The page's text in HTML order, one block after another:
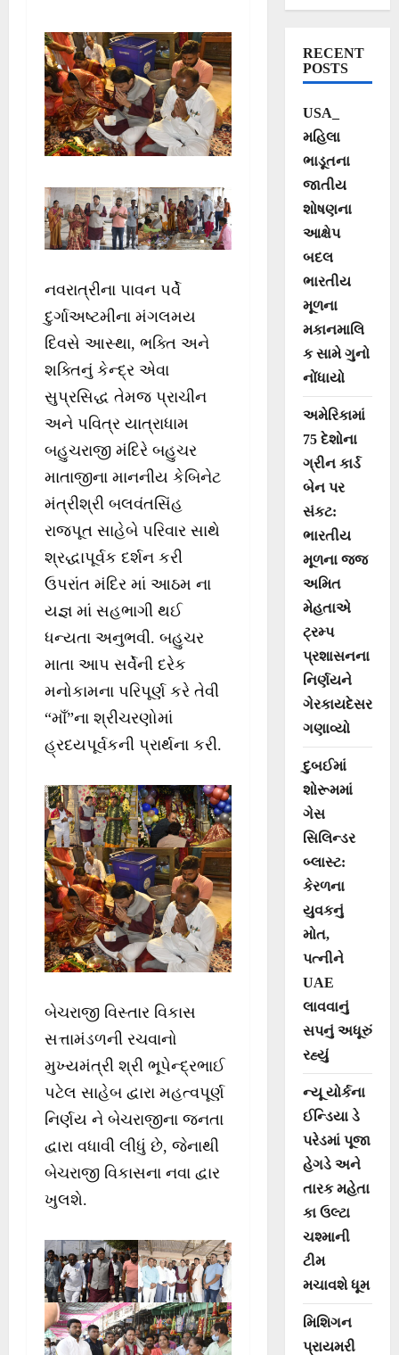
હ્રદયપૂર્વકની
પ્રાર્થના કરી
નવરાત્રીના પાવન પર્વે
દુર્ગાઅષ્ટમીના મંગલમય
દિવસે આસ્થા, ભક્તિ અને
શક્તિનું કેન્દ્ર એવા
સુપ્રસિદ્ધ તેમજ પ્રાચીન
અને પવિત્ર યાત્રાધામ
બહુચરાજી મંદિરે બહુચર
માતાજીના માનનીય કેબિનેટ
મંત્રીશ્રી બલવંતસિંહ
રાજપૂત સાહેબે પરિવાર સાથે
શ્રદ્ધાપૂર્વક દર્શન કરી
ઉપરાંત મંદિર માં આઠમ ના
યજ્ઞ માં સહભાગી થઈ
ધન્યતા અનુભવી. બહુચર
માતા આપ સર્વેની દરેક
મનોકામના પરિપૂર્ણ કરે તેવી
“માઁ”ના શ્રીચરણોમાં
હ્રદયપૂર્વકની પ્રાર્થના કરી.
બેચરાજી વિસ્તાર વિકાસ
સત્તામંડળની રચવાનો
મુખ્યમંત્રી શ્રી ભૂપેન્દ્રભાઈ
પટેલ સાહેબ દ્વારા મહત્વપૂર્ણ
નિર્ણય ને બેચરાજીના જનતા
દ્વારા વધાવી લીધું છે, જેનાથી
બેચરાજી વિકાસના નવા દ્વાર
ખુલશે.
RECENT
POSTS
USA_
મહિલા
ભાડૂતના
જાતીય
શોષણના
આક્ષેપ
બદલ
ભારતીય
મૂળના
મકાનમાલિ
ક સામે ગુનો
નોંધાયો
અમેરિકામાં
75 દેશોના
ગ્રીન કાર્ડ
બેન પર
સંકટ:
ભારતીય
મૂળના જજ
અમિત
મેહતાએ
ટ્રમ્પ
પ્રશાસનના
નિર્ણયને
ગેરકાયદેસર
ગણાવ્યો
દુબઈમાં
શોરૂમમાં
ગેસ
સિલિન્ડર
બ્લાસ્ટ:
કેરળના
યુવકનું
મોત,
પત્નીને
UAE
લાવવાનું
સપનું અધૂરું
રહ્યું
ન્યૂ યોર્કના
ઈન્ડિયા ડે
પરેડમાં પૂજા
હેગડે અને
તારક મહેતા
કા ઉલ્ટા
ચશ્માની
ટીમ
મચાવશે ધૂમ
મિશિગન
પ્રાયમરી